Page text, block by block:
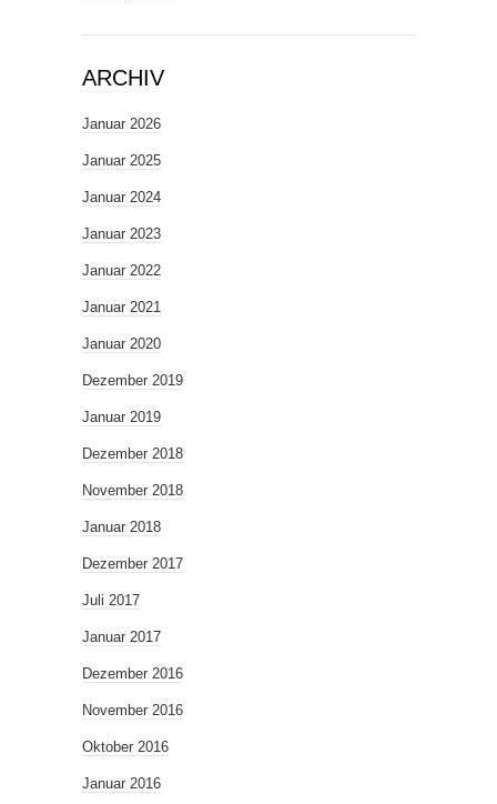
ARCHIV
Januar 2026
Januar 2025
Januar 2024
Januar 2023
Januar 2022
Januar 2021
Januar 2020
Dezember 2019
Januar 2019
Dezember 2018
November 2018
Januar 2018
Dezember 2017
Juli 2017
Januar 2017
Dezember 2016
November 2016
Oktober 2016
Januar 2016